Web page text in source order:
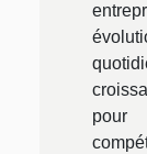
pour